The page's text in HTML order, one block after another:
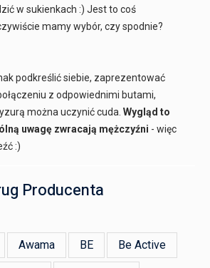
w sukienkach :) Jest to coś
mamy wybór, czy spodnie?
podkreślić siebie, zaprezentować
z odpowiednimi butami,
można uczynić cuda.Wygląd to
uwagę zwracają mężczyźni - więc
:)
Producenta
Awama BE Be Active